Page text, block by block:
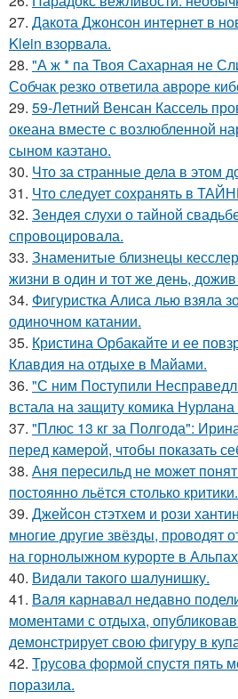
27. Дакота Джонсон интернет в
Klein взорвала.
28. "А ж * па Твоя Сахарная не
Собчак резко ответила авроре
29. 59-Летний Венсан Кассель
океана вместе с возлюбленной
сыном каэтано.
30. Что за странные дела в этом
31. Что следует сохранять в
32. Зендея слухи о тайной
спровоцировала.
33. Знаменитые близнецы
жизни в один и тот же день,
34. Фигуристка Алиса лью взяла
одиночном катании.
35. Кристина Орбакайте и ее
Клавдия на отдыхе в Майами.
36. "С ним Поступили
встала на защиту комика
37. "Плюс 13 кг за Полгода":
перед камерой, чтобы показать
38. Аня пересильд не может
постоянно льётся столько критики.
39. Джейсон стэтхем и рози
многие другие звёзды, проводят
на горнолыжном курорте в
40. Видaли тaкого шaлунишку.
41. Валя карнавал недавно
моментами с отдыха,
демонстрирует свою фигуру в
42. Трусова формой спустя пять
поразила.